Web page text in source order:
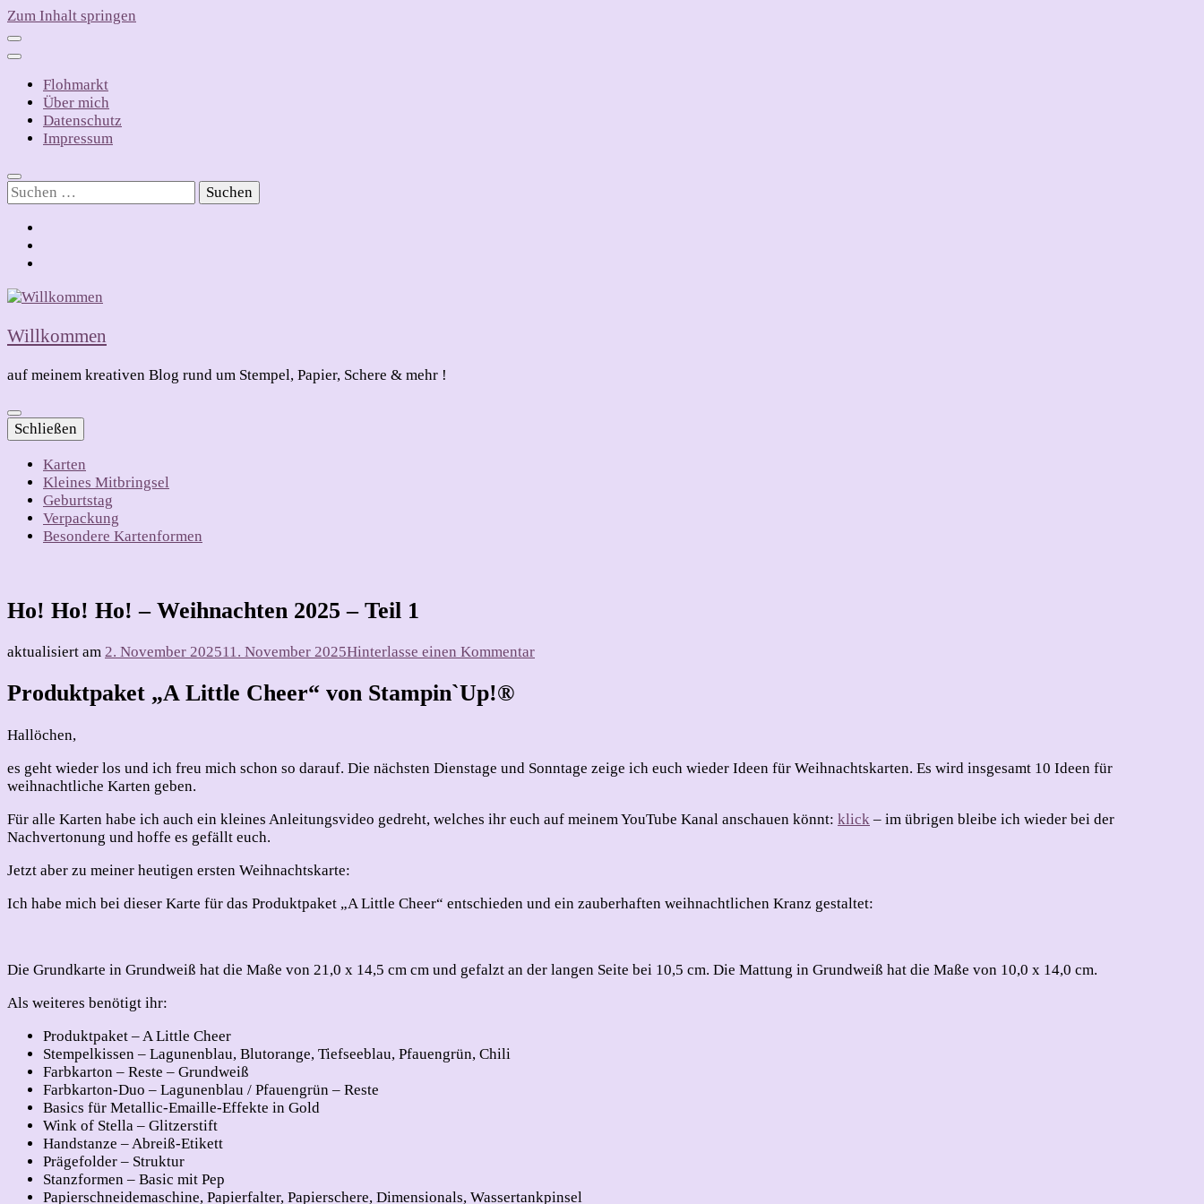
Zum Inhalt springen
Flohmarkt
Über mich
Datenschutz
Impressum
Suchen
nach:
Willkommen
auf meinem kreativen Blog rund um Stempel, Papier, Schere & mehr !
Schließen
Karten
Kleines Mitbringsel
Geburtstag
Verpackung
Besondere Kartenformen
Ho! Ho! Ho! – Weihnachten 2025 – Teil 1
aktualisiert am 2. November 202511. November 2025Hinterlasse einen Kommentarzu
–
1
Produktpaket „A Little Cheer“ von Stampin`Up!®
Hallöchen,
es geht wieder los und ich freu mich schon so darauf. Die nächsten Dienstage und Sonntage zeige ich euch wieder Ideen für Weihnachtskarten. Es wird insgesamt 10 Ideen für
weihnachtliche Karten geben.
Für alle Karten habe ich auch ein kleines Anleitungsvideo gedreht, welches ihr euch auf meinem YouTube Kanal anschauen könnt: klick – im übrigen bleibe ich wieder bei der
Nachvertonung und hoffe es gefällt euch.
Jetzt aber zu meiner heutigen ersten Weihnachtskarte:
Ich habe mich bei dieser Karte für das Produktpaket „A Little Cheer“ entschieden und ein zauberhaften weihnachtlichen Kranz gestaltet:
Die Grundkarte in Grundweiß hat die Maße von 21,0 x 14,5 cm cm und gefalzt an der langen Seite bei 10,5 cm. Die Mattung in Grundweiß hat die Maße von 10,0 x 14,0 cm.
Als weiteres benötigt ihr:
Produktpaket – A Little Cheer
Stempelkissen – Lagunenblau, Blutorange, Tiefseeblau, Pfauengrün, Chili
Farbkarton – Reste – Grundweiß
Farbkarton-Duo – Lagunenblau / Pfauengrün – Reste
Basics für Metallic-Emaille-Effekte in Gold
Wink of Stella – Glitzerstift
Handstanze – Abreiß-Etikett
Prägefolder – Struktur
Stanzformen – Basic mit Pep
Papierschneidemaschine, Papierfalter, Papierschere, Dimensionals, Wassertankpinsel